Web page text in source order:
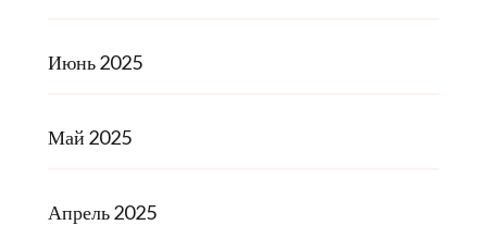
Июнь 2025
Май 2025
Апрель 2025